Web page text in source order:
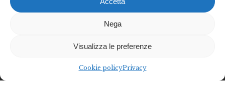
Nega
Visualizza le preferenze
Cookie policyPrivacy